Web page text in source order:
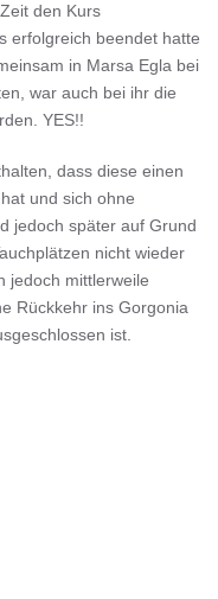
den Kurs
erfolgreich beendet hatte
in Marsa Egla bei
war auch bei ihr die
YES!!
dass diese einen
und sich ohne
jedoch später auf Grund
nicht wieder
jedoch mittlerweile
Rückkehr ins Gorgonia
ist.